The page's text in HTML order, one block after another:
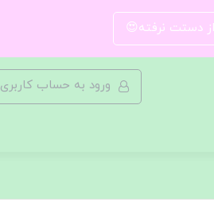
از دستت نرفته😍
ورود به حساب کاربری